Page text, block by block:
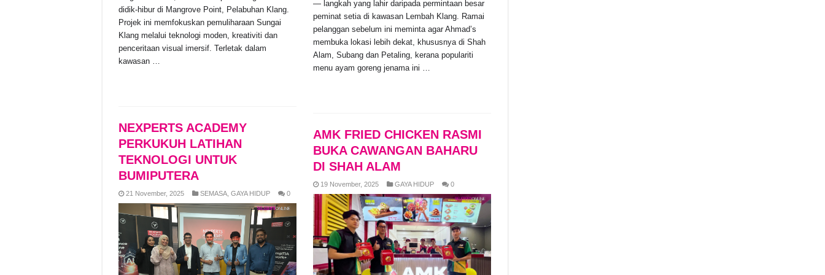
didik-hibur di Mangrove Point, Pelabuhan Klang.
Projek ini memfokuskan pemuliharaan Sungai
Klang melalui teknologi moden, kreativiti dan
penceritaan visual imersif. Terletak dalam
kawasan …
— langkah yang lahir daripada permintaan besar
peminat setia di kawasan Lembah Klang. Ramai
pelanggan sebelum ini meminta agar Ahmad’s
membuka lokasi lebih dekat, khususnya di Shah
Alam, Subang dan Petaling, kerana populariti
menu ayam goreng jenama ini …
NEXPERTS ACADEMY
PERKUKUH LATIHAN
TEKNOLOGI UNTUK
BUMIPUTERA
21 November, 2025 SEMASA GAYA HIDUP 0
AMK FRIED CHICKEN RASMI
BUKA CAWANGAN BAHARU
DI SHAH ALAM
19 November, 2025 GAYA HIDUP 0